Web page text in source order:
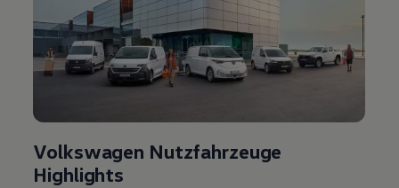
Volkswagen Nutzfahrzeuge
Highlights